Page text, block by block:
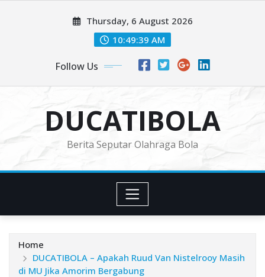
Thursday, 6 August 2026
10:49:41 AM
Follow Us
DUCATIBOLA
Berita Seputar Olahraga Bola
Home
DUCATIBOLA – Apakah Ruud Van Nistelrooy Masih
di MU Jika Amorim Bergabung